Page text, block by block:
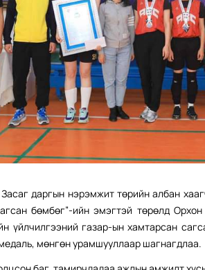
даргын нэрэмжит төрийн албан
бөмбөг”-ийн эмэгтэй төрөлд
үйлчилгээний газар-ын хамтарсан
мөнгөн урамшууллаар шагнагдлаа.